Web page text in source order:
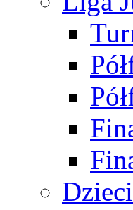
Dzieci